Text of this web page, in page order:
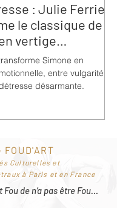
: Julie Ferrier
le classique de
vertige
Simone en
entre vulgarité
désarmante.
Culturelles et
à Paris et en France
de n’a pas être Fou…